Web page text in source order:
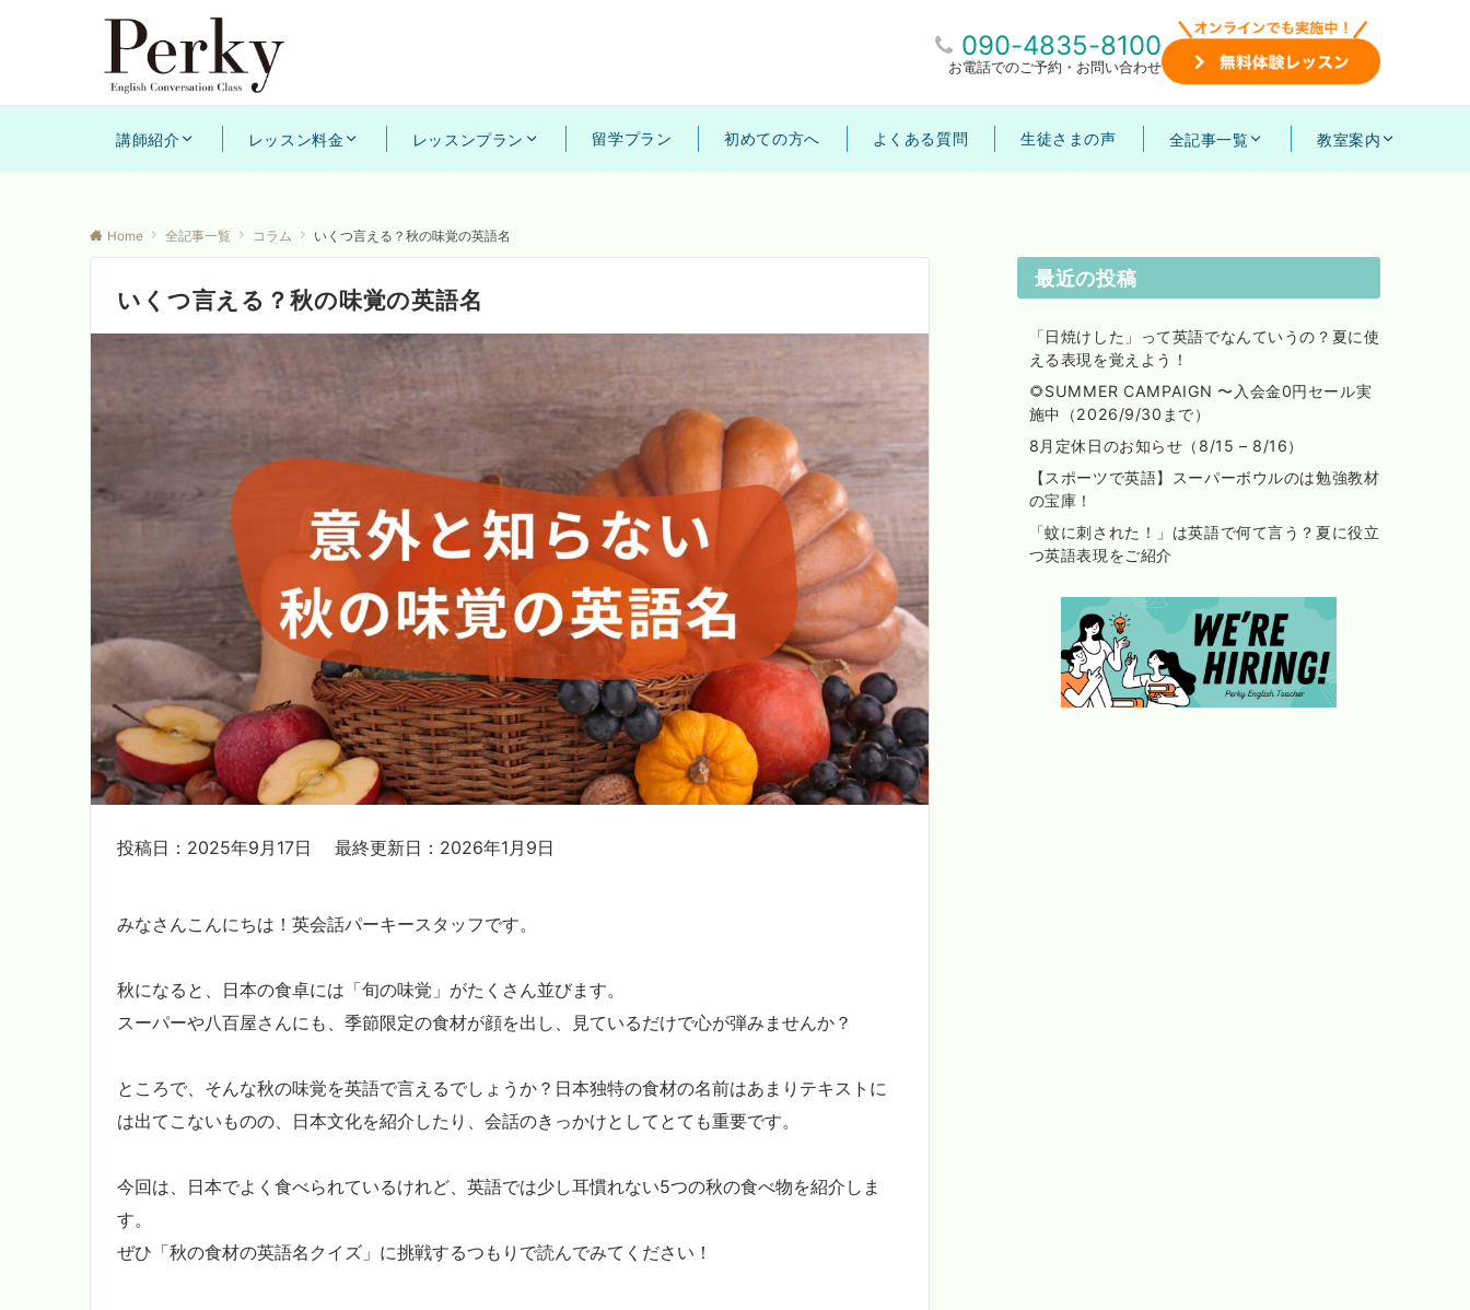
090-4835-8100
お電話でのご予約・お問い合わせ
講師紹介 レッスン料金 レッスンプラン 留学プラン 初めての方へ よくある質問 生徒さまの声 全記事一覧 教室案内
Home 全記事一覧 コラム いくつ言える？秋の味覚の英語名
いくつ言える？秋の味覚の英語名
投稿日：2025年9月17日 最終更新日：2026年1月9日
みなさんこんにちは！英会話パーキースタッフです。
秋になると、日本の食卓には「旬の味覚」がたくさん並びます。
スーパーや八百屋さんにも、季節限定の食材が顔を出し、見ているだけで心が弾みませんか？
ところで、そんな秋の味覚を英語で言えるでしょうか？日本独特の食材の名前はあまりテキストに
は出てこないものの、日本文化を紹介したり、会話のきっかけとしてとても重要です。
今回は、日本でよく食べられているけれど、英語では少し耳慣れない5つの秋の食べ物を紹介しま
す。
ぜひ「秋の食材の英語名クイズ」に挑戦するつもりで読んでみてください！
最近の投稿
「日焼けした」って英語でなんていうの？夏に使
える表現を覚えよう！
🌻SUMMER CAMPAIGN 〜入会金0円セール実
施中（2026/9/30まで）
8月定休日のお知らせ（8/15 – 8/16）
【スポーツで英語】スーパーボウルのは勉強教材
の宝庫！
「蚊に刺された！」は英語で何て言う？夏に役立
つ英語表現をご紹介